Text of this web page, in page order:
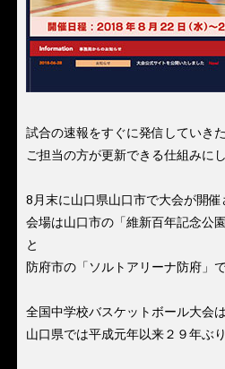
試合の速報をすぐに発信していき
ご担当の方が更新できる仕組みにし
8月末に山口県山口市で大会が開催
会場は山口市の「維新百年記念公
と
防府市の「ソルトアリーナ防府」で
全国中学校バスケットボール大会は
山口県では平成元年以来２９年ぶ